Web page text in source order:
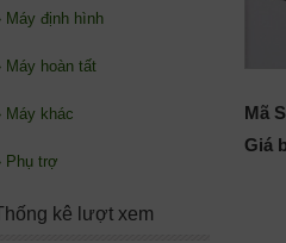
Mã
Giá
Máy định hình
Máy hoàn tất
Máy khác
Phụ trợ
kê lượt xem